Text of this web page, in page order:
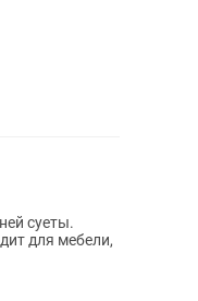
для мебели,